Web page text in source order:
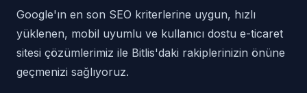
Google'ın en son SEO kriterlerine uygun, hızlı
yüklenen, mobil uyumlu ve kullanıcı dostu e-ticaret
sitesi çözümlerimiz ile Bitlis'daki rakiplerinizin önüne
geçmenizi sağlıyoruz.